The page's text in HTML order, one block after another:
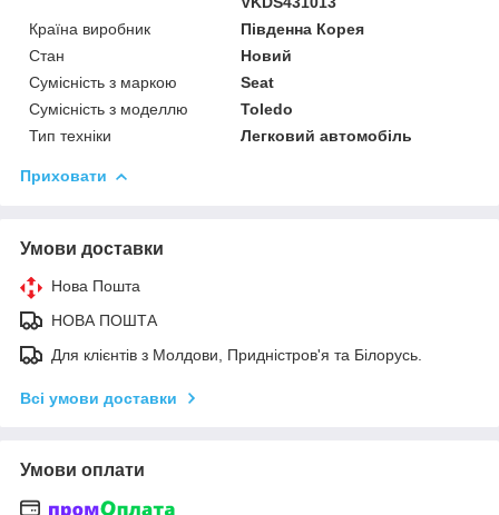
Країна виробник
Південна Корея
Стан
Новий
Сумісність з маркою
Seat
Сумісність з моделлю
Toledo
Тип техніки
Легковий автомобіль
Приховати
Умови доставки
Нова Пошта
НОВА ПОШТА
Для клієнтів з Молдови, Придністров'я та Білорусь.
Всі умови доставки
Умови оплати